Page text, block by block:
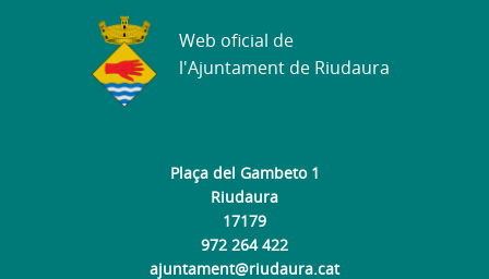
Plaça del Gambeto 1
Riudaura
17179
972 264 422
ajuntament@riudaura.cat
Web oficial de
l'Ajuntament de Riudaura